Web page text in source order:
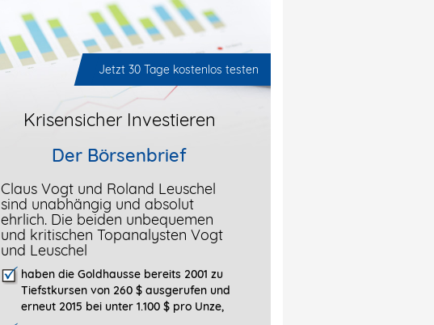
Jetzt 30 Tage kostenlos testen
Krisensicher Investieren
Der Börsenbrief
Claus Vogt und Roland Leuschel
sind unabhängig und absolut
ehrlich. Die beiden unbequemen
und kritischen Topanalysten Vogt
und Leuschel
haben die Goldhausse bereits 2001 zu
Tiefstkursen von 260 $ ausgerufen und
erneut 2015 bei unter 1.100 $ pro Unze,